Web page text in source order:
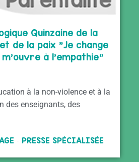
Quinzaine de la
de la paix "Je change
à l’empathie"
à la non-violence et à la
des enseignants, des
· PRESSE SPÉCIALISÉE